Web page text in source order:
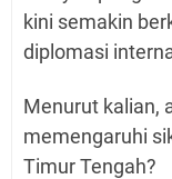
kini semakin
diplomasi
Menurut kalian,
memengaruhi
Timur Tengah?